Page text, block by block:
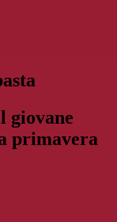
giovane
primavera